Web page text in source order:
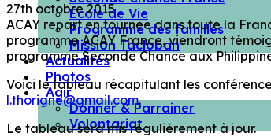
École de Vie
Programme des familles
Mission Tacloban
Actualités
Photos
Agir
Donner & Parrainer
Volontariat
27th octobre 2015
ACAY repart en tournée dans toute la
programme ACAY France, viendront
programme Seconde Chance aux
Voici le tableau récapitulant les
l.thorigne@gmail.com.
Le tableau sera mis régulièrement à jour.